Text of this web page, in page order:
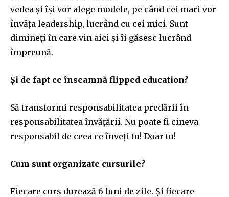
vedea și își vor alege modele, pe când cei mari vor
învăța leadership, lucrând cu cei mici. Sunt
dimineți în care vin aici și îi găsesc lucrând
împreună.
Și de fapt ce înseamnă flipped education?
Să transformi responsabilitatea predării în
responsabilitatea învățării. Nu poate fi cineva
responsabil de ceea ce înveți tu! Doar tu!
Cum sunt organizate cursurile?
Fiecare curs durează 6 luni de zile. Și fiecare